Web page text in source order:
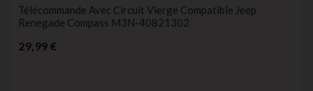
Télécommande Avec Circuit Vierge Compatible Jeep
Renegade Compass M3N-40821302
29,99 €